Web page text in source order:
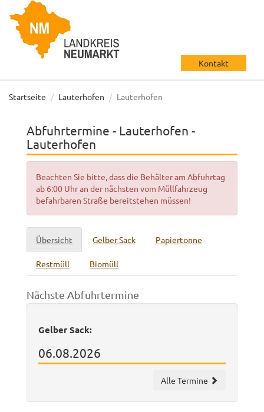
Kontakt
Startseite Lauterhofen Lauterhofen
Abfuhrtermine - Lauterhofen -
Lauterhofen
Beachten Sie bitte, dass die Behälter am Abfuhrtag
ab 6:00 Uhr an der nächsten vom Müllfahrzeug
befahrbaren Straße bereitstehen müssen!
Übersicht Gelber Sack Papiertonne
Restmüll Biomüll
Nächste Abfuhrtermine
Gelber Sack:
06.08.2026
Alle Termine